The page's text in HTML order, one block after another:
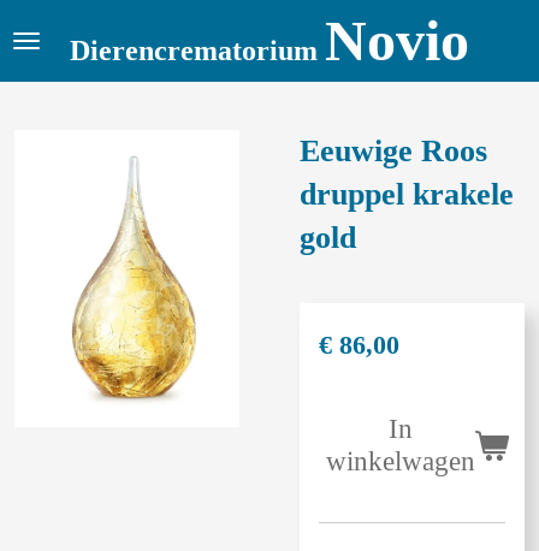
Ga
hoofdinhoud
Dierencrematorium Novio
Eeuwige Roos
druppel krakele
gold
€ 86,00
In
winkelwagen